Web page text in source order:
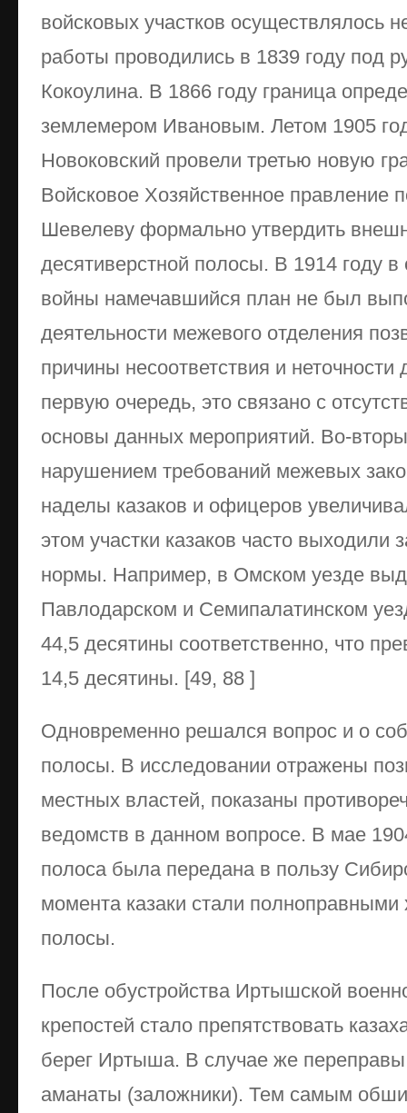
войсковых участков осуществлялось
работы проводились в 1839 году под
Кокоулина. В 1866 году граница
землемером Ивановым. Летом 1905
Новоковский провели третью новую
Войсковое Хозяйственное правление
Шевелеву формально утвердить
десятиверстной полосы. В 1914 году
войны намечавшийся план не был
деятельности межевого отделения
причины несоответствия и
первую очередь, это связано с
основы данных мероприятий. Во-
нарушением требований межевых
наделы казаков и офицеров
этом участки казаков часто выходили
нормы. Например, в Омском уезде
Павлодарском и Семипалатинском
44,5 десятины соответственно, что
14,5 десятины. [49, 88 ]
Одновременно решался вопрос и о
полосы. В исследовании отражены
местных властей, показаны
ведомств в данном вопросе. В мае
полоса была передана в пользу
момента казаки стали полноправными
полосы.
После обустройства Иртышской
крепостей стало препятствовать
берег Иртыша. В случае же переправы
аманаты (заложники). Тем самым